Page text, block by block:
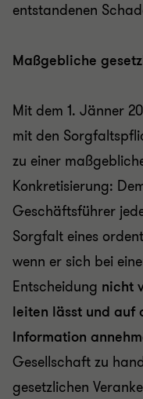
entstandenen
Maßgebliche
Mit dem 1. Jänner
mit den
zu einer
Konkretisierung:
Geschäftsführer
Sorgfalt eines
wenn er sich bei
Entscheidung nicht
leiten lässt und auf
Information
Gesellschaft zu
gesetzlichen